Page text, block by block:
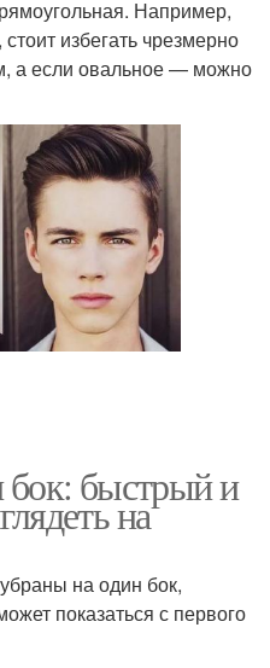
Например,
избегать чрезмерно
а если овальное — можно
бок: быстрый и
на
на один бок,
показаться с первого